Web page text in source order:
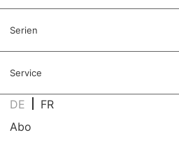
Serien
Service
DE
FR
Abo